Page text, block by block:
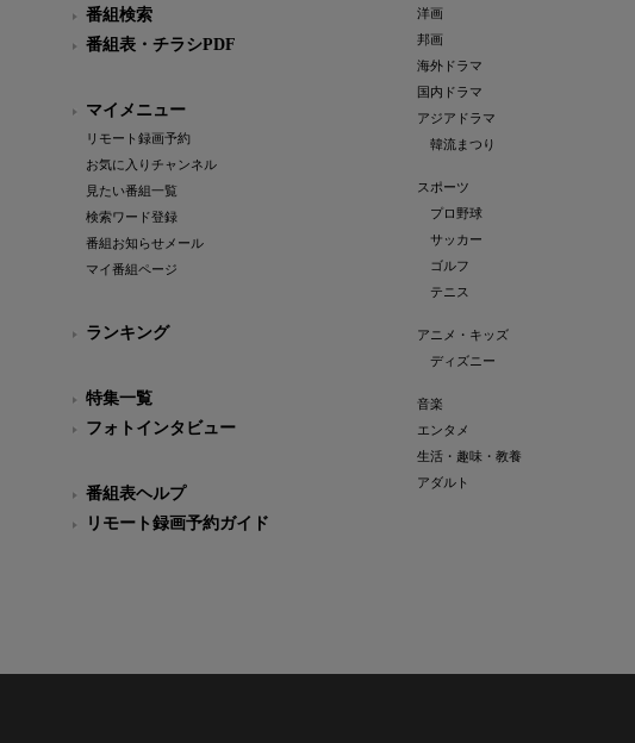
番組検索
番組表・チラシPDF
マイメニュー
リモート録画予約
お気に入りチャンネル
見たい番組一覧
検索ワード登録
番組お知らせメール
マイ番組ページ
ランキング
特集一覧
フォトインタビュー
番組表ヘルプ
リモート録画予約ガイド
洋画
邦画
海外ドラマ
国内ドラマ
アジアドラマ
韓流まつり
スポーツ
プロ野球
サッカー
ゴルフ
テニス
アニメ・キッズ
ディズニー
音楽
エンタメ
生活・趣味・教養
アダルト